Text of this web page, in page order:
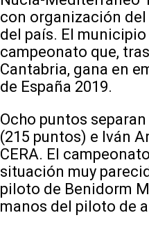
con organización
del país. El
campeonato que,
Cantabria, gana en
de España 2019.
Ocho puntos
(215 puntos) e Iván
CERA. El
situación muy
piloto de Benidorm
manos del piloto de